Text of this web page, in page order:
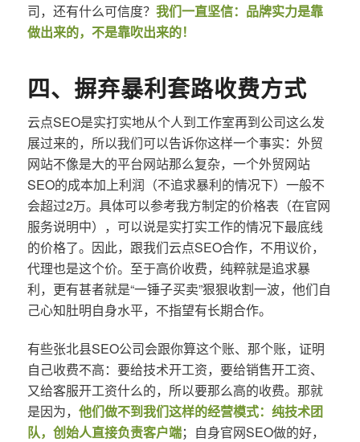
司，还有什么可信度？ 我们一直坚信：品牌实力是靠
做出来的，不是靠吹出来的！
四、摒弃暴利套路收费方式
云点SEO是实打实地从个人到工作室再到公司这么发
展过来的，所以我们可以告诉你这样一个事实：外贸
网站不像是大的平台网站那么复杂，一个外贸网站
SEO的成本加上利润（不追求暴利的情况下）一般不
会超过2万。具体可以参考我方制定的价格表（在官网
服务说明中），可以说是实打实工作的情况下最底线
的价格了。因此，跟我们云点SEO合作，不用议价，
代理也是这个价。至于高价收费，纯粹就是追求暴
利，更有甚者就是“一锤子买卖”狠狠收割一波，他们自
己心知肚明自身水平，不指望有长期合作。
有些张北县SEO公司会跟你算这个账、那个账，证明
自己收费不高：要给技术开工资，要给销售开工资、
又给客服开工资什么的，所以要那么高的收费。那就
是因为， 他们做不到我们这样的经营模式：纯技术团
队，创始人直接负责客户端；自身官网SEO做的好，